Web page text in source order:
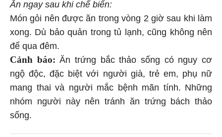
Ăn ngay sau khi chế biến:
Món gỏi nên được ăn trong vòng 2 giờ sau khi làm
xong. Dù bảo quản trong tủ lạnh, cũng không nên
để qua đêm.
Cảnh báo:Ăn trứng bắc thảo sống có nguy cơ
ngộ độc, đặc biệt với người già, trẻ em, phụ nữ
mang thai và người mắc bệnh mãn tính. Những
nhóm người này nên tránh ăn trứng bách thảo
sống.